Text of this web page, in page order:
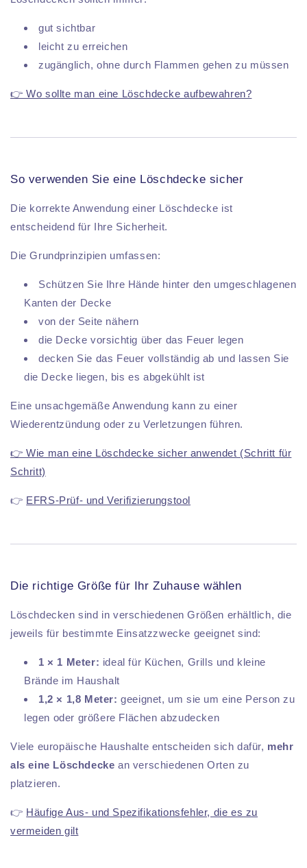
gut sichtbar
leicht zu erreichen
zugänglich, ohne durch Flammen gehen zu müssen
👉 Wo sollte man eine Löschdecke aufbewahren?
So verwenden Sie eine Löschdecke sicher
Die korrekte Anwendung einer Löschdecke ist
entscheidend für Ihre Sicherheit.
Die Grundprinzipien umfassen:
Schützen Sie Ihre Hände hinter den umgeschlagenen
Kanten der Decke
von der Seite nähern
die Decke vorsichtig über das Feuer legen
decken Sie das Feuer vollständig ab und lassen Sie
die Decke liegen, bis es abgekühlt ist
Eine unsachgemäße Anwendung kann zu einer
Wiederentzündung oder zu Verletzungen führen.
👉 Wie man eine Löschdecke sicher anwendet (Schritt für
Schritt)
👉 EFRS-Prüf- und Verifizierungstool
Die richtige Größe für Ihr Zuhause wählen
Löschdecken sind in verschiedenen Größen erhältlich, die
jeweils für bestimmte Einsatzzwecke geeignet sind:
1 × 1 Meter: ideal für Küchen, Grills und kleine
Brände im Haushalt
1,2 × 1,8 Meter: geeignet, um sie um eine Person zu
legen oder größere Flächen abzudecken
Viele europäische Haushalte entscheiden sich dafür, mehr
als eine Löschdecke an verschiedenen Orten zu
platzieren.
👉 Häufige Aus- und Spezifikationsfehler, die es zu
vermeiden gilt